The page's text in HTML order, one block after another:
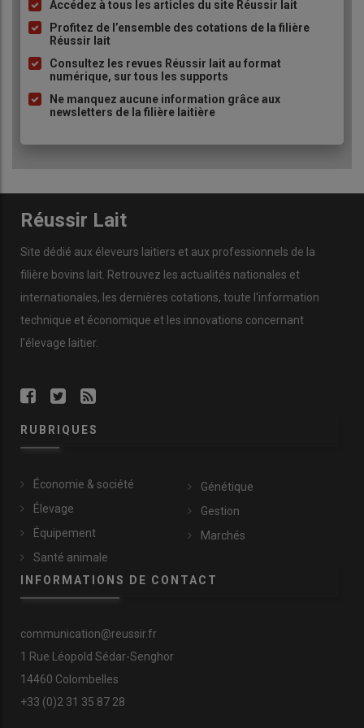
« Du fait de la date de l’enquête(octobre et novembre 2024,
des variations de la
selon les départements, des différences de typologie et structure
d’élevage selon les départements et des modalités de diffusion
de la maladie (liée en partie à la densité et à l’activité de vecteurs
d’extrapoler ces résultats à l’ensemble des départements ni aux
Lire aussi« Avec la FCO, nous avons une épée de
Liste
à
puce
Accédez à tous les articles du site Réussir lait
Profitez de l’ensemble des cotations de la filière
Réussir lait
Consultez les revues Réussir lait au format
numérique, sur tous les supports
Ne manquez aucune information grâce aux
newsletters de la filière laitière
Réussir Lait
Site dédié aux éleveurs laitiers et aux professionnels de la
filière bovins lait. Retrouvez les actualités nationales et
internationales, les dernières cotations, toute l'information
technique et économique et les innovations concernant
l'élevage laitier.
RUBRIQUES
Économie & société
Élevage
Équipement
Santé animale
Génétique
Gestion
Marchés
INFORMATIONS DE CONTACT
communication@reussir.fr
1 Rue Léopold Sédar-Senghor
14460 Colombelles
+33 (0)2 31 35 87 28